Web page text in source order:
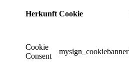
Herkunft Cookie
Cookie
Consent
mysign_cookiebanner